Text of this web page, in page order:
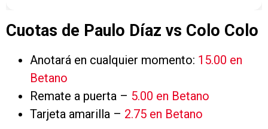
Cuotas de Paulo Díaz vs Colo Colo
Anotará en cualquier momento: 15.00 en
Betano
Remate a puerta – 5.00 en Betano
Tarjeta amarilla – 2.75 en Betano